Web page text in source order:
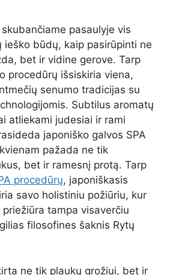
pasaulyje vis
ieško būdų, kaip pasirūpinti ne
bet ir vidine gerove. Tarp
procedūrų išsiskiria viena,
senumo tradicijas su
Subtilus aromatų
atliekami judesiai ir rami
japoniško galvos SPA
pažada ne tik
bet ir ramesnį protą. Tarp
procedūrų, japoniškasis
savo holistiniu požiūriu, kur
tampa visaverčiu
filosofines šaknis Rytų
ne tik plaukų grožiui, bet ir